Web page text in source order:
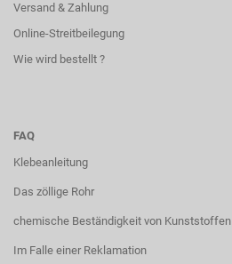
Versand & Zahlung
Online-Streitbeilegung
Wie wird bestellt ?
FAQ
Klebeanleitung
Das zöllige Rohr
chemische Beständigkeit von Kunststoffen
Im Falle einer Reklamation